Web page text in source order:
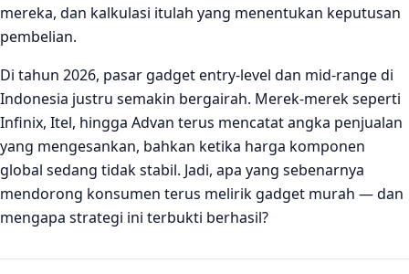
mereka, dan kalkulasi itulah yang menentukan keputusan
pembelian.
Di tahun 2026, pasar gadget entry-level dan mid-range di
Indonesia justru semakin bergairah. Merek-merek seperti
Infinix, Itel, hingga Advan terus mencatat angka penjualan
yang mengesankan, bahkan ketika harga komponen
global sedang tidak stabil. Jadi, apa yang sebenarnya
mendorong konsumen terus melirik gadget murah — dan
mengapa strategi ini terbukti berhasil?